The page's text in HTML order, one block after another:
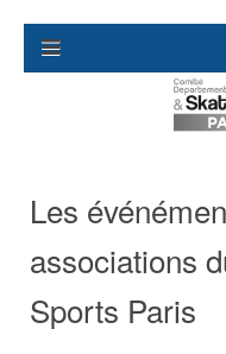
Les
associations
Sports Paris